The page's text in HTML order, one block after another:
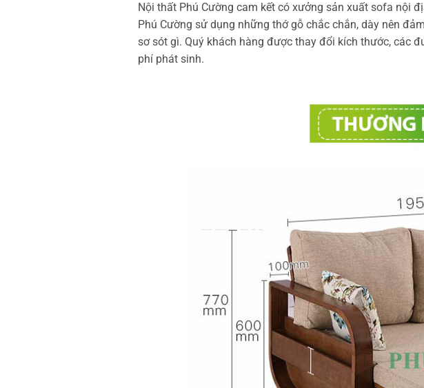
Nội thất Phú Cường cam kết có xưởng sản xuất sofa nội
Phú Cường sử dụng những thớ gỗ chắc chắn, dày nên
sơ sót gì. Quý khách hàng được thay đổi kích thước, các
phí phát sinh.